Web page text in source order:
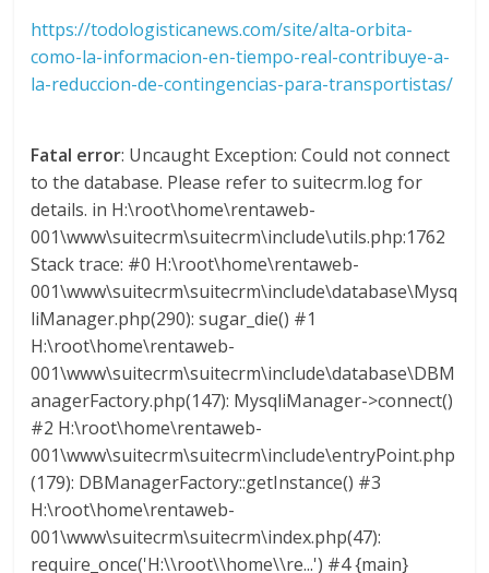
n
r
a
e
n
C
o
https://todologisticanews.com/site/alta-orbita-
como-la-informacion-en-tiempo-real-contribuye-a-
la-reduccion-de-contingencias-para-transportistas/
Fatal error: Uncaught Exception: Could not connect
to the database. Please refer to suitecrm.log for
details. in H:\root\home\rentaweb-
001\www\suitecrm\suitecrm\include\utils.php:1762
Stack trace: #0 H:\root\home\rentaweb-
001\www\suitecrm\suitecrm\include\database\Mysq
liManager.php(290): sugar_die() #1
H:\root\home\rentaweb-
001\www\suitecrm\suitecrm\include\database\DBM
anagerFactory.php(147): MysqliManager->connect()
#2 H:\root\home\rentaweb-
001\www\suitecrm\suitecrm\include\entryPoint.php
(179): DBManagerFactory::getInstance() #3
H:\root\home\rentaweb-
001\www\suitecrm\suitecrm\index.php(47):
require_once('H:\\root\\home\\re...') #4 {main}